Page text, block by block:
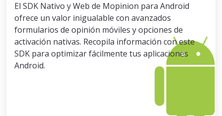
El SDK Nativo y Web de Mopinion para Android
ofrece un valor inigualable con avanzados
formularios de opinión móviles y opciones de
activación nativas. Recopila información con este
SDK para optimizar fácilmente tus aplicaciones
Android.